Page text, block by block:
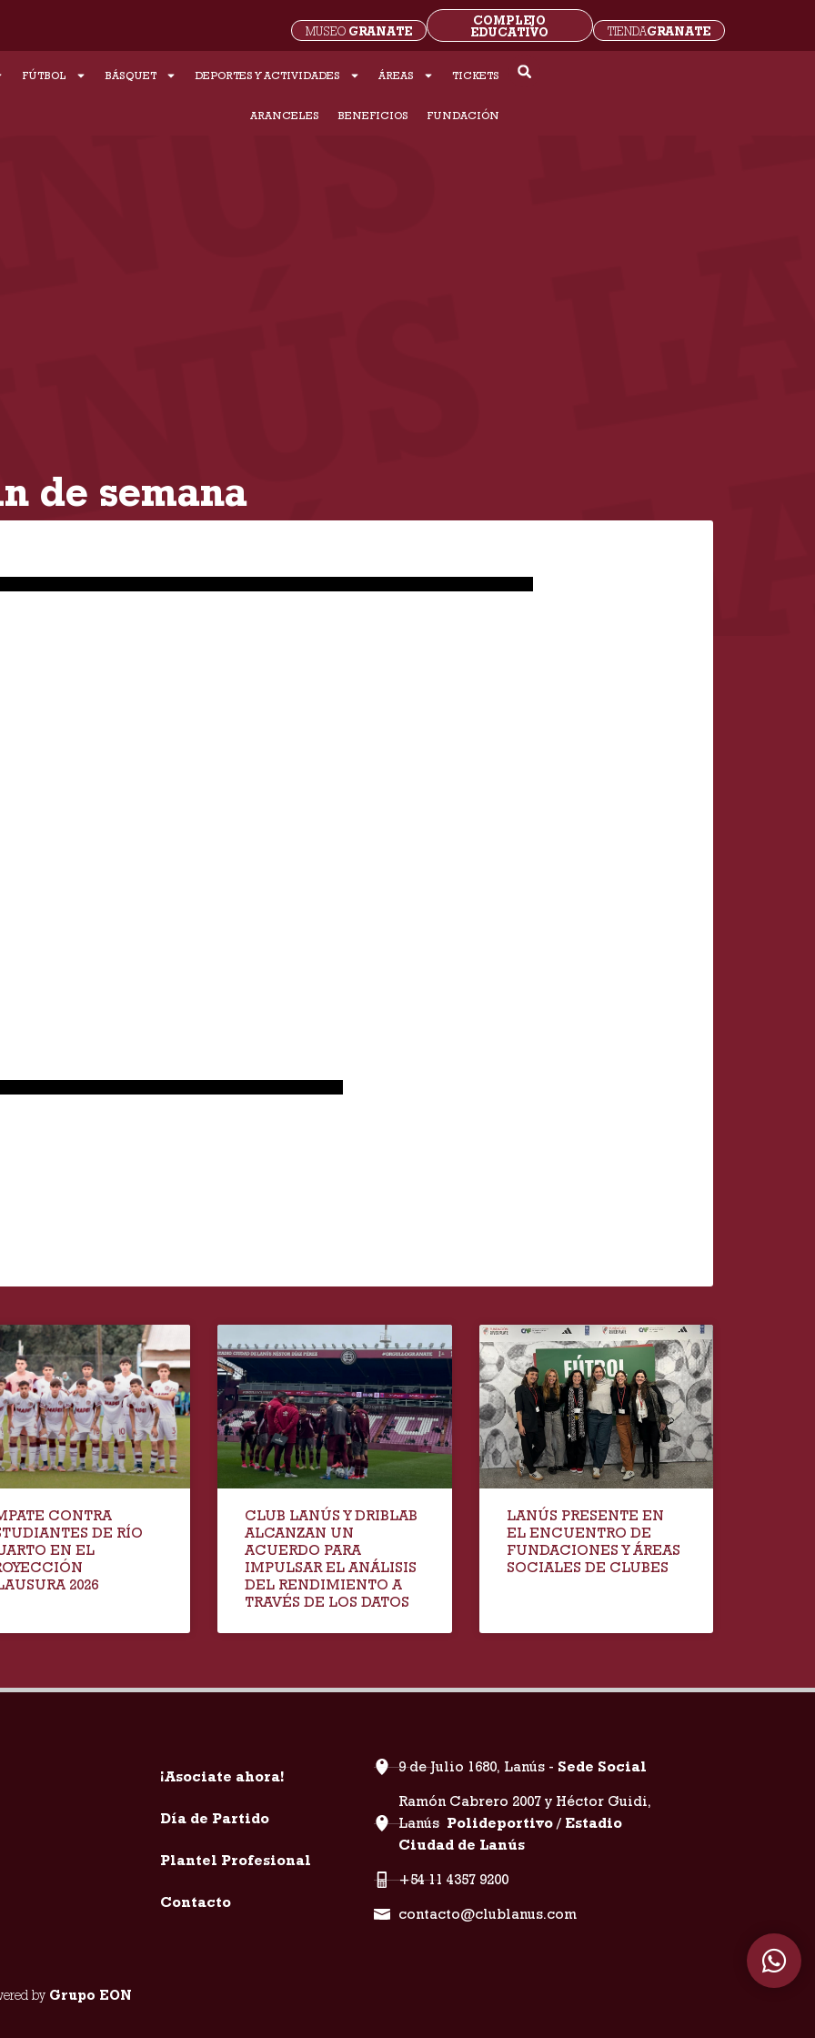
TIENDAGRANATE
COMPLEJO
EDUCATIVO
MUSEO GRANATE
FÚTBOL BÁSQUET DEPORTES Y ACTIVIDADES ÁREAS TICKETS
ARANCELES BENEFICIOS FUNDACIÓN
de semana
CONTRA
DE RÍO
EN EL
2026
CLUB LANÚS Y DRIBLAB
ALCANZAN UN
ACUERDO PARA
IMPULSAR EL ANÁLISIS
DEL RENDIMIENTO A
TRAVÉS DE LOS DATOS
LANÚS PRESENTE EN
EL ENCUENTRO DE
FUNDACIONES Y ÁREAS
SOCIALES DE CLUBES
¡Asociate ahora!
Día de Partido
Plantel Profesional
Contacto
9 de Julio 1680, Lanús - Sede Social
Ramón Cabrero 2007 y Héctor Guidi,
Lanús Polideportivo / Estadio
Ciudad de Lanús
+54 11 4357 9200
contacto@clublanus.com
by Grupo EON